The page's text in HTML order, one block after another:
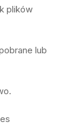
plików
lub